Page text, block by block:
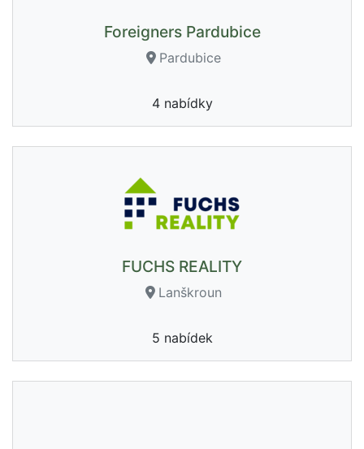
Foreigners Pardubice
Pardubice
4 nabídky
FUCHS REALITY
Lanškroun
5 nabídek